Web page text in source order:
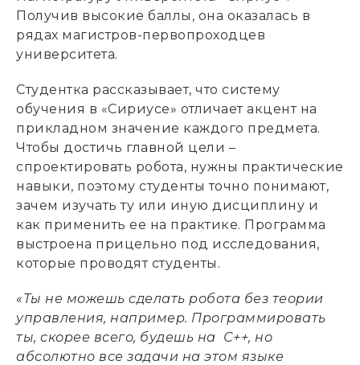
Получив высокие баллы, она оказалась в
рядах магистров-первопроходцев
университета.
Студентка рассказывает, что систему
обучения в «Сириусе» отличает акцент на
прикладном значение каждого предмета.
Чтобы достичь главной цели –
спроектировать робота, нужны практические
навыки, поэтому студенты точно понимают,
зачем изучать ту или иную дисциплину и
как применить ее на практике. Программа
выстроена прицельно под исследования,
которые проводят студенты.
«Ты не можешь сделать робота без теории
управления, например. Программировать
ты, скорее всего, будешь на С++, но
абсолютно все задачи на этом языке